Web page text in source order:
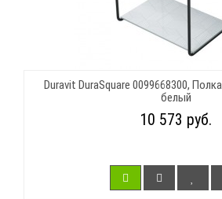
Duravit DuraSquare 0099668300,
белый
10 573 руб.